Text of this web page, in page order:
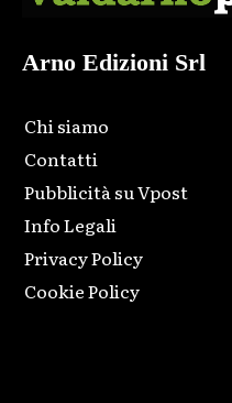
Arno Edizioni Srl
Chi siamo
Contatti
Pubblicità su Vpost
Info Legali
Privacy Policy
Cookie Policy